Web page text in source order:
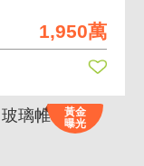
1,950萬
黃金
曝光